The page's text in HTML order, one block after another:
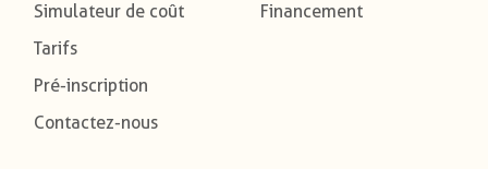
Simulateur de coût
Tarifs
Pré-inscription
Contactez-nous
Financement